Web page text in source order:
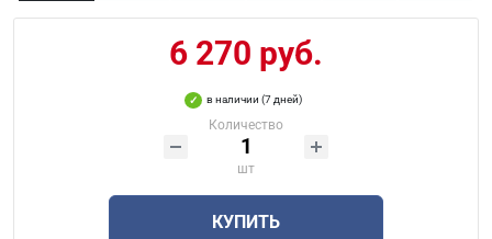
6 270 руб.
в наличии (7 дней)
Количество
шт
КУПИТЬ